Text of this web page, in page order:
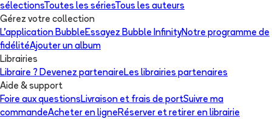
sélectionsToutes les sériesTous les auteurs
Gérez votre collection
L'application BubbleEssayez Bubble InfinityNotre programme de
fidélitéAjouter un album
Librairies
Libraire ? Devenez partenaireLes librairies partenaires
Aide & support
Foire aux questionsLivraison et frais de portSuivre ma
commandeAcheter en ligneRéserver et retirer en librairie